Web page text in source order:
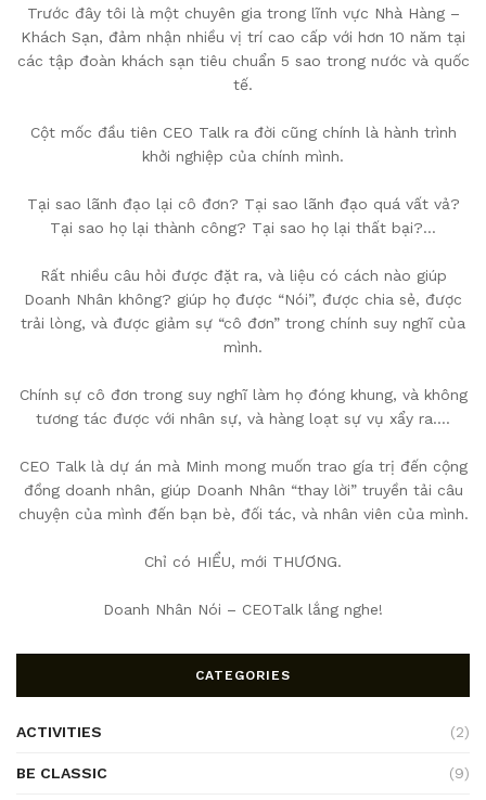
Trước đây tôi là một chuyên gia trong lĩnh vực Nhà Hàng –
Khách Sạn, đảm nhận nhiều vị trí cao cấp với hơn 10 năm tại
các tập đoàn khách sạn tiêu chuẩn 5 sao trong nước và quốc
tế.
Cột mốc đầu tiên CEO Talk ra đời cũng chính là hành trình
khởi nghiệp của chính mình.
Tại sao lãnh đạo lại cô đơn? Tại sao lãnh đạo quá vất vả?
Tại sao họ lại thành công? Tại sao họ lại thất bại?…
Rất nhiều câu hỏi được đặt ra, và liệu có cách nào giúp
Doanh Nhân không? giúp họ được “Nói”, được chia sẻ, được
trải lòng, và được giảm sự “cô đơn” trong chính suy nghĩ của
mình.
Chính sự cô đơn trong suy nghĩ làm họ đóng khung, và không
tương tác được với nhân sự, và hàng loạt sự vụ xẩy ra….
CEO Talk là dự án mà Minh mong muốn trao gía trị đến cộng
đồng doanh nhân, giúp Doanh Nhân “thay lời” truyền tải câu
chuyện của mình đến bạn bè, đối tác, và nhân viên của mình.
Chỉ có HIỂU, mới THƯƠNG.
Doanh Nhân Nói – CEOTalk lắng nghe!
CATEGORIES
ACTIVITIES (2)
BE CLASSIC (9)